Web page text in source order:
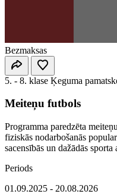
Bezmaksas
5. - 8. klase Ķeguma
Meiteņu futbols
Programma paredzēta
fiziskās nodarbošanās
sacensībās un dažādās sporta
Periods
01.09.2025 - 20.08.2026